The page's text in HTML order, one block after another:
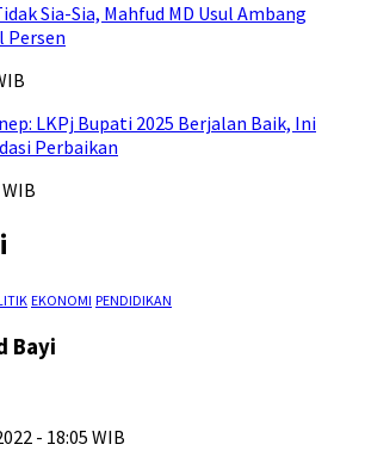
Sia-Sia, Mahfud MD Usul Ambang
Persen
LKPj Bupati 2025 Berjalan Baik, Ini
Perbaikan
EKONOMI PENDIDIKAN
Bayi
- 18:05 WIB